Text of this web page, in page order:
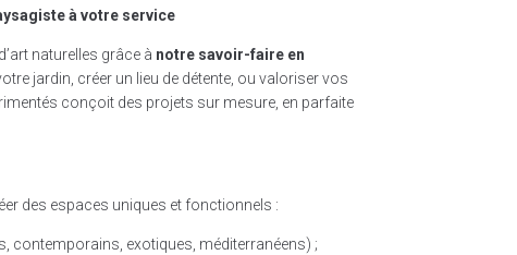
à votre service
naturelles grâce à notre savoir-faire en
jardin, créer un lieu de détente, ou valoriser vos
conçoit des projets sur mesure, en parfaite
des espaces uniques et fonctionnels :
contemporains, exotiques, méditerranéens) ;